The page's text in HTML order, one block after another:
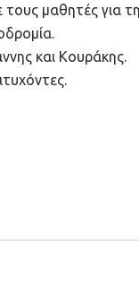
μαθητές για
και Κουράκης.